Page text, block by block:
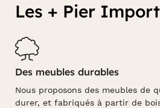
Les + Pier Import
Des meubles durables
Nous proposons des meubles de
durer, et fabriqués à partir de